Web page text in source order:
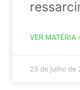
VER MATÉRIA
29 de julho de